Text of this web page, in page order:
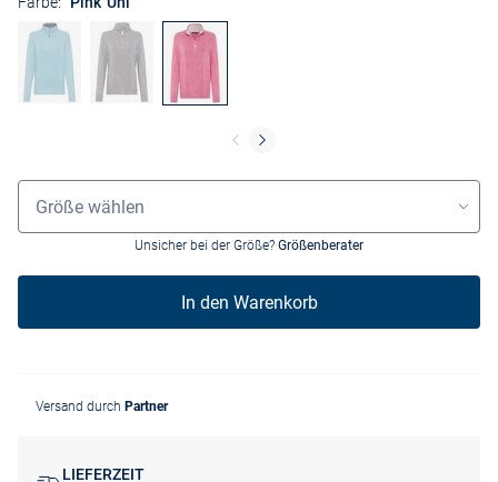
Größenauswahl
Größe wählen
Unsicher bei der Größe? Größenberater
In den Warenkorb
Versand durch Partner
LIEFERZEIT